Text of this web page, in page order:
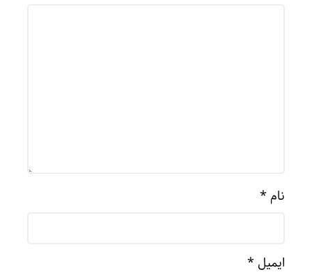
نام *
ایمیل *